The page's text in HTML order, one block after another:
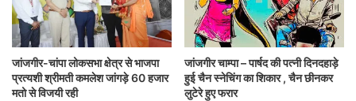
जांजगीर-चांपा लोकसभा क्षेत्र से भाजपा
प्रत्यशी श्रीमती कमलेश जांगड़े 60 हजार
मतो से विजयी रही
जांजगीर चाम्पा – पार्षद की पत्नी दिनदहाड़े
हुई चैन स्नेचिंग का शिकार , चैन छीनकर
लुटेरे हुए फरार